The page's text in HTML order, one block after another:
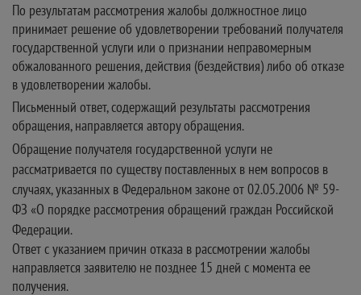
По результатам рассмотрения жалобы должностное лицо
принимает решение об удовлетворении требований получателя
государственной услуги или о признании неправомерным
обжалованного решения, действия (бездействия) либо об отказе
в удовлетворении жалобы.
Письменный ответ, содержащий результаты рассмотрения
обращения, направляется автору обращения.
Обращение получателя государственной услуги не
рассматривается по существу поставленных в нем вопросов в
случаях, указанных в Федеральном законе от 02.05.2006 № 59-
ФЗ «О порядке рассмотрения обращений граждан Российской
Федерации.
Ответ с указанием причин отказа в рассмотрении жалобы
направляется заявителю не позднее 15 дней с момента ее
получения.